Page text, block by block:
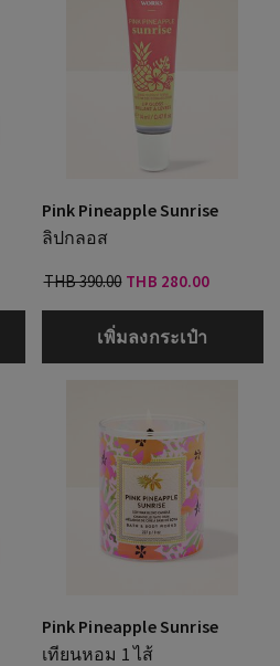
Pink Pineapple Sunrise
ลิปกลอส
THB 390.00 THB 280.00
เพิ่มลงกระเป๋า
Pink Pineapple Sunrise
เทียนหอม 1 ไส้